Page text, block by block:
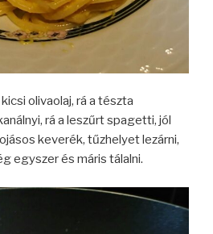
olivaolaj, rá a tészta
rá a leszűrt spagetti, jól
keverék, tűzhelyet lezárni,
egyszer és máris tálalni.